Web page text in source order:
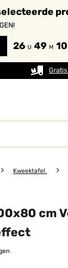
26 U 49 M 10
Kweektafel
cm